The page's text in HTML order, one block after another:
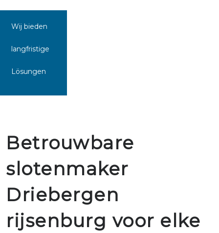
Wij bieden
langfristige
Lösungen
Betrouwbare
slotenmaker
Driebergen
rijsenburg voor elke